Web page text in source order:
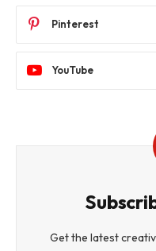
Pinterest
YouTube
Get the latest